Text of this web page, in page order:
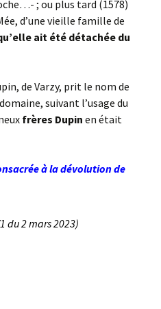
; ou plus tard (1578)
d’une vieille famille de
ait été détachée du
de Varzy, prit le nom de
suivant l’usage du
frères Dupin en était
à la dévolution de
du 2 mars 2023)